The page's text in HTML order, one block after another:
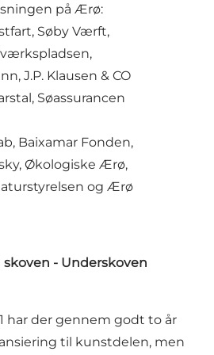
på Ærø:
Søby Værft,
J.P. Klausen & CO
Søassurancen
Baixamar Fonden,
Økologiske Ærø,
og Ærø
skoven - Underskoven
har der gennem godt to år
til kunstdelen, men